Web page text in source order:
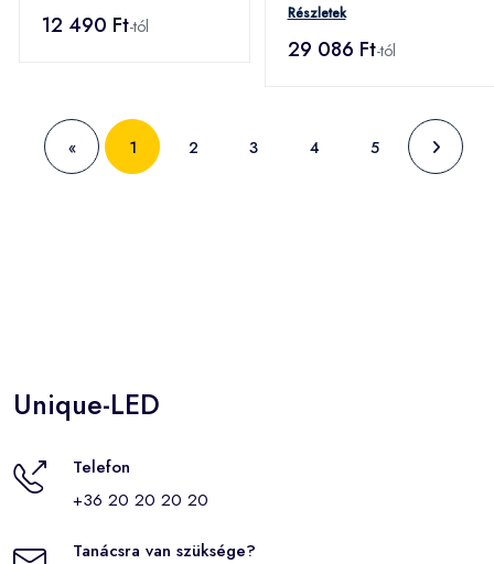
12 490 Ft-tól
Részletek
29 086 Ft-tól
« 1 2 3 4 5
Unique-LED
Telefon
+36 20 20 20 20
Tanácsra van szüksége?